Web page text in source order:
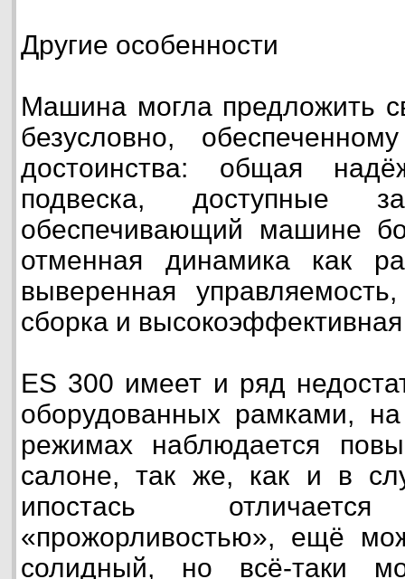
Другие особенности
Машина могла предложить
безусловно,
достоинства: общая
подвеска, доступные
обеспечивающий машине
отменная динамика как
выверенная
сборка и высокоэффективная
ES 300 имеет и ряд
оборудованных рамками,
режимах наблюдается
салоне, так же, как и в
ипостась
«прожорливостью», ещё
солидный, но всё-таки